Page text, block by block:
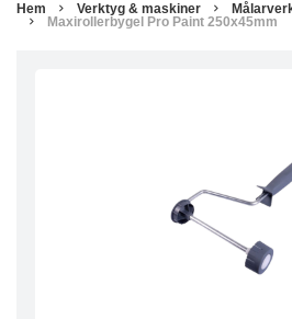
Hem Verktyg & maskiner
Maxirollerbygel Pro Paint 250x45mm